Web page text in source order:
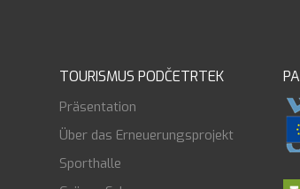
TOURISMUS PODČETRTEK
Präsentation
Über das Erneuerungsprojekt
Sporthalle